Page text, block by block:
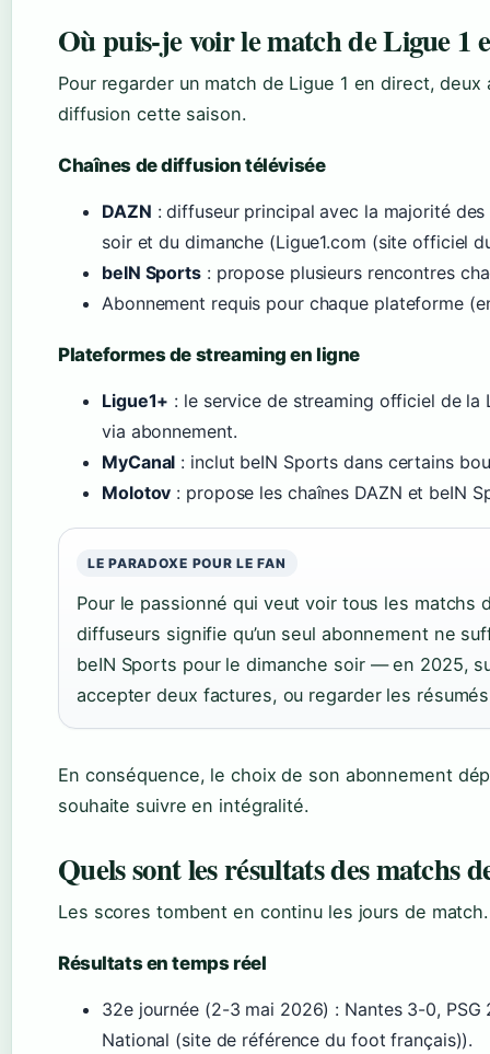
Où puis-je voir le match de Ligue 1
Pour regarder un match de Ligue 1 en direct,
diffusion cette saison.
Chaînes de diffusion télévisée
DAZN : diffuseur principal avec la majorité
soir et du dimanche (Ligue1.com (site officiel
beIN Sports: propose plusieurs rencontres
Abonnement requis pour chaque plateforme
Plateformes de streaming en ligne
Ligue1+ : le service de streaming officiel de la
via abonnement.
MyCanal : inclut beIN Sports dans certains
Molotov : propose les chaînes DAZN et beIN
LE PARADOXE POUR LE FAN
Pour le passionné qui veut voir tous les matchs
diffuseurs signifie qu’un seul abonnement ne
beIN Sports pour le dimanche soir — en 2025,
accepter deux factures, ou regarder les
En conséquence, le choix de son abonnement
souhaite suivre en intégralité.
Quels sont les résultats des matchs
Les scores tombent en continu les jours de
Résultats en temps réel
32e journée (2-3 mai 2026) : Nantes 3-0, PSG
National (site de référence du foot français)).